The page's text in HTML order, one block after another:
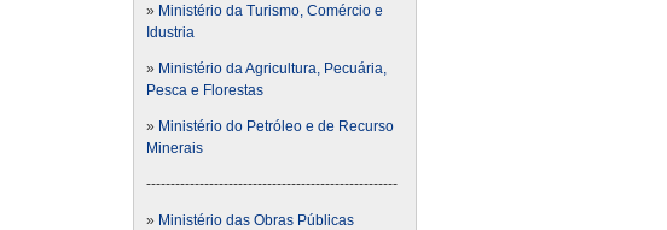
» Ministério da Turismo, Comércio e
Idustria
» Ministério da Agricultura, Pecuária,
Pesca e Florestas
» Ministério do Petróleo e de Recurso
Minerais
----------------------------------------------------
» Ministério das Obras Públicas